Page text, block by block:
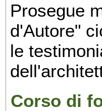
Prosegue
d'Autore"
le
Corso di